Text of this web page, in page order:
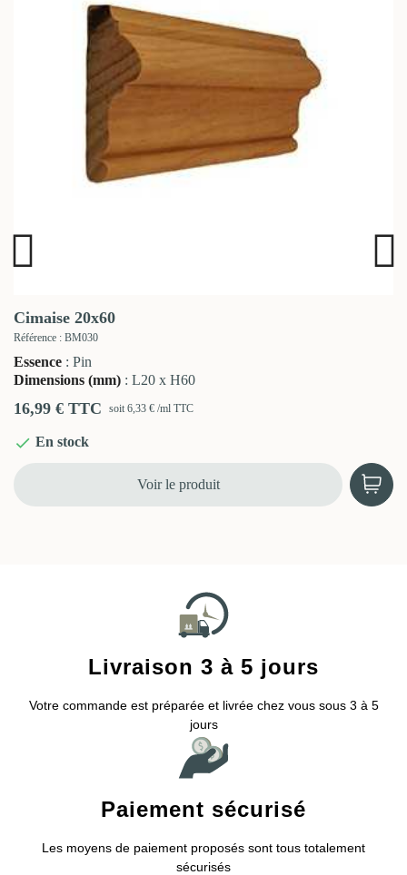
Cimaise 20x60
Référence : BM030
Essence : Pin
Dimensions (mm) : L20 x H60
16,99 € TTC soit 6,33 € /ml TTC
 En stock
Voir le produit
Livraison 3 à 5 jours
Votre commande est préparée et livrée chez vous sous 3 à 5
jours
Paiement sécurisé
Les moyens de paiement proposés sont tous totalement
sécurisés